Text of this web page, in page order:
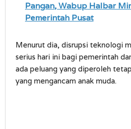
Pangan, Wabup Halbar
Pemerintah Pusat
Menurut dia, disrupsi teknologi
serius hari ini bagi pemerintah
ada peluang yang diperoleh
yang mengancam anak muda.